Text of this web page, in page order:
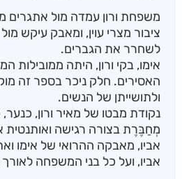
משפחת ורון עמדה מול אתגרים
ציבור מצרי עוין, ומאבק עיקש
לשחרר את הגברים.
אימו, בקי ורון, היתה ממובילות
האסירים. חלק ניכר בספר זה
ולתושייתן של הנשים.
נקודת מבטו של מאיר ורון,
מְחַבֶּרֶת בצורה רגישה ואותנטית
אביו, מאבקה ההרואי של אימו
אביו, ועל כל בני המשפחה